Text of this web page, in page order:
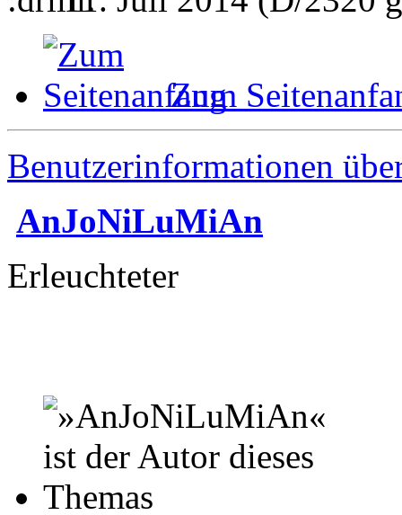
Zum
Benutzerinformationen
AnJoNiLuMiAn
Erleuchteter